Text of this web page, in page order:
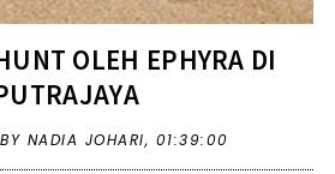
OLEH EPHYRA DI
BY NADIA JOHARI, 01:39:00